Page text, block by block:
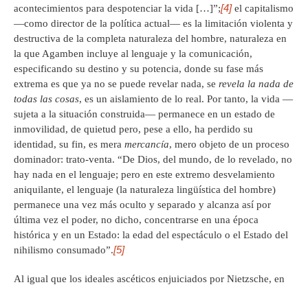
acontecimientos para despotenciar la vida […]”;[4]el capitalismo
—como director de la política actual— es la limitación violenta y
destructiva de la completa naturaleza del hombre, naturaleza en
la que Agamben incluye al lenguaje y la comunicación,
especificando su destino y su potencia, donde su fase más
extrema es que ya no se puede revelar nada, se revela la nada de
todas las cosas, es un aislamiento de lo real. Por tanto, la vida —
sujeta a la situación construida— permanece en un estado de
inmovilidad, de quietud pero, pese a ello, ha perdido su
identidad, su fin, es mera mercancía, mero objeto de un proceso
dominador: trato-venta. “De Dios, del mundo, de lo revelado, no
hay nada en el lenguaje; pero en este extremo desvelamiento
aniquilante, el lenguaje (la naturaleza lingüística del hombre)
permanece una vez más oculto y separado y alcanza así por
última vez el poder, no dicho, concentrarse en una época
histórica y en un Estado: la edad del espectáculo o el Estado del
nihilismo consumado”.[5]
Al igual que los ideales ascéticos enjuiciados por Nietzsche, en